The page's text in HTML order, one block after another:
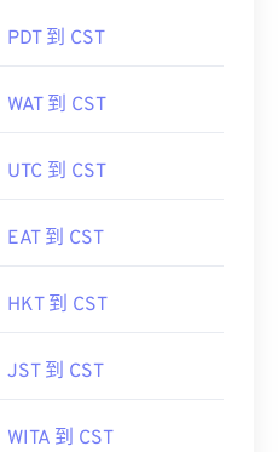
PDT 到 CST
WAT 到 CST
UTC 到 CST
EAT 到 CST
HKT 到 CST
JST 到 CST
WITA 到 CST